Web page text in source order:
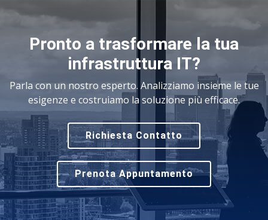
Pronto a trasformare la tua
infrastruttura IT?
Parla con un nostro esperto. Analizziamo insieme le tue
esigenze e costruiamo la soluzione più efficace.
Richiesta Contatto
Prenota Appuntamento